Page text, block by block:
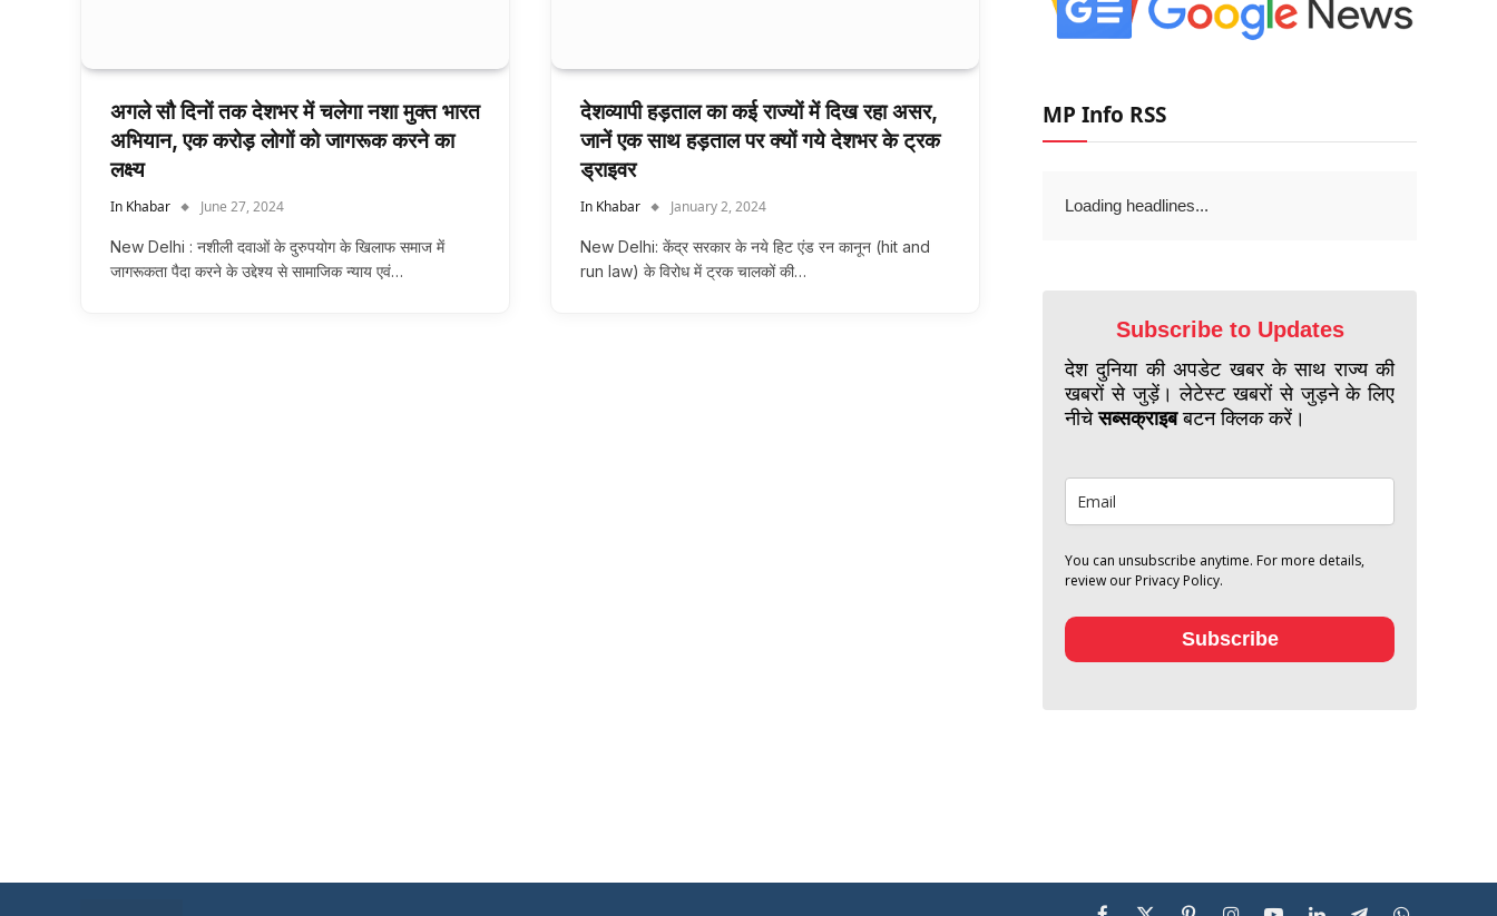
अगले सौ दिनों तक देशभर में चलेगा नशा मुक्त भारत
अभियान, एक करोड़ लोगों को जागरूक करने का
लक्ष्य
In Khabar June 27, 2024
New Delhi : नशीली दवाओं के दुरुपयोग के खिलाफ समाज में
जागरूकता पैदा करने के उद्देश्य से सामाजिक न्याय एवं…
देशव्यापी हड़ताल का कई राज्यों में दिख रहा असर,
जानें एक साथ हड़ताल पर क्यों गये देशभर के ट्रक
ड्राइवर
In Khabar January 2, 2024
New Delhi: केंद्र सरकार के नये हिट एंड रन कानून (hit and
run law) के विरोध में ट्रक चालकों की…
MP Info RSS
Loading headlines...
Subscribe to Updates
देश दुनिया की अपडेट खबर के साथ राज्य की
खबरों से जुड़ें। लेटेस्ट खबरों से जुड़ने के लिए
नीचेसब्सक्राइबबटन क्लिक करें।
You can unsubscribe anytime. For more details,
review our Privacy Policy.
Subscribe